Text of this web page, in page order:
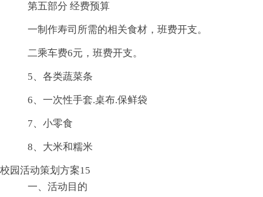
第五部分 经费预算
一制作寿司所需的相关食材，班费开支。
二乘车费6元，班费开支。
5、各类蔬菜条
6、一次性手套.桌布.保鲜袋
7、小零食
8、大米和糯米
校园活动策划方案15
一、活动目的